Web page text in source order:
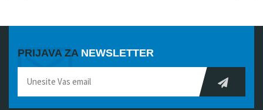
PRIJAVA ZA NEWSLETTER